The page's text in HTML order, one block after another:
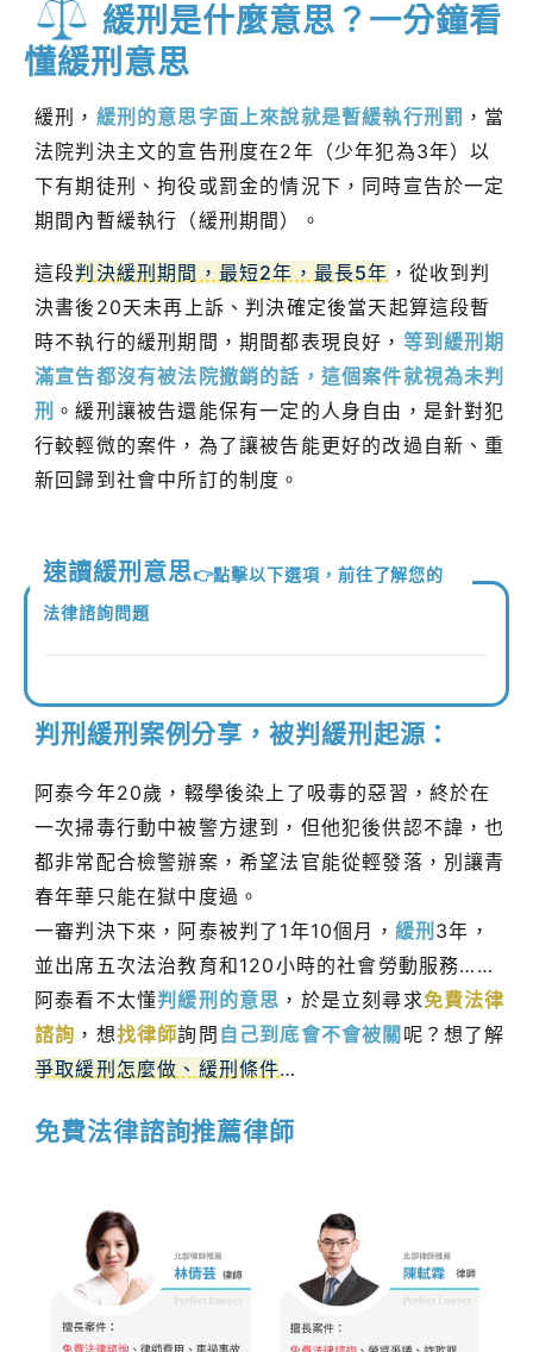
緩刑是什麼意思？一分鐘看
懂緩刑意思
緩刑， 緩刑的意思字面上來說就是暫緩執行刑罰 ，當
法院判決主文的宣告刑度在2年（少年犯為3年）以
下有期徒刑、拘役或罰金的情況下，同時宣告於一定
期間內暫緩執行（緩刑期間）。
這段判決緩刑期間，最短2年，最長5年 ，從收到判
決書後20天未再上訴、判決確定後當天起算這段暫
時不執行的緩刑期間，期間都表現良好， 等到緩刑期
滿宣告都沒有被法院撤銷的話，這個案件就視為未判
刑 。緩刑讓被告還能保有一定的人身自由，是針對犯
行較輕微的案件，為了讓被告能更好的改過自新、重
新回歸到社會中所訂的制度。
速讀緩刑意思👉點擊以下選項，前往了解您的
法律諮詢問題
判刑緩刑案例分享，被判緩刑起源：
阿泰今年20歲，輟學後染上了吸毒的惡習，終於在
一次掃毒行動中被警方逮到，但他犯後供認不諱，也
都非常配合檢警辦案，希望法官能從輕發落，別讓青
春年華只能在獄中度過。
一審判決下來，阿泰被判了1年10個月， 緩刑 3年，
並出席五次法治教育和120小時的社會勞動服務……
阿泰看不太懂判緩刑的意思 ，於是立刻尋求免費法律
諮詢 ，想找律師詢問 自己到底會不會被關 呢？想了解
爭取緩刑怎麼做、緩刑條件…
免費法律諮詢推薦律師